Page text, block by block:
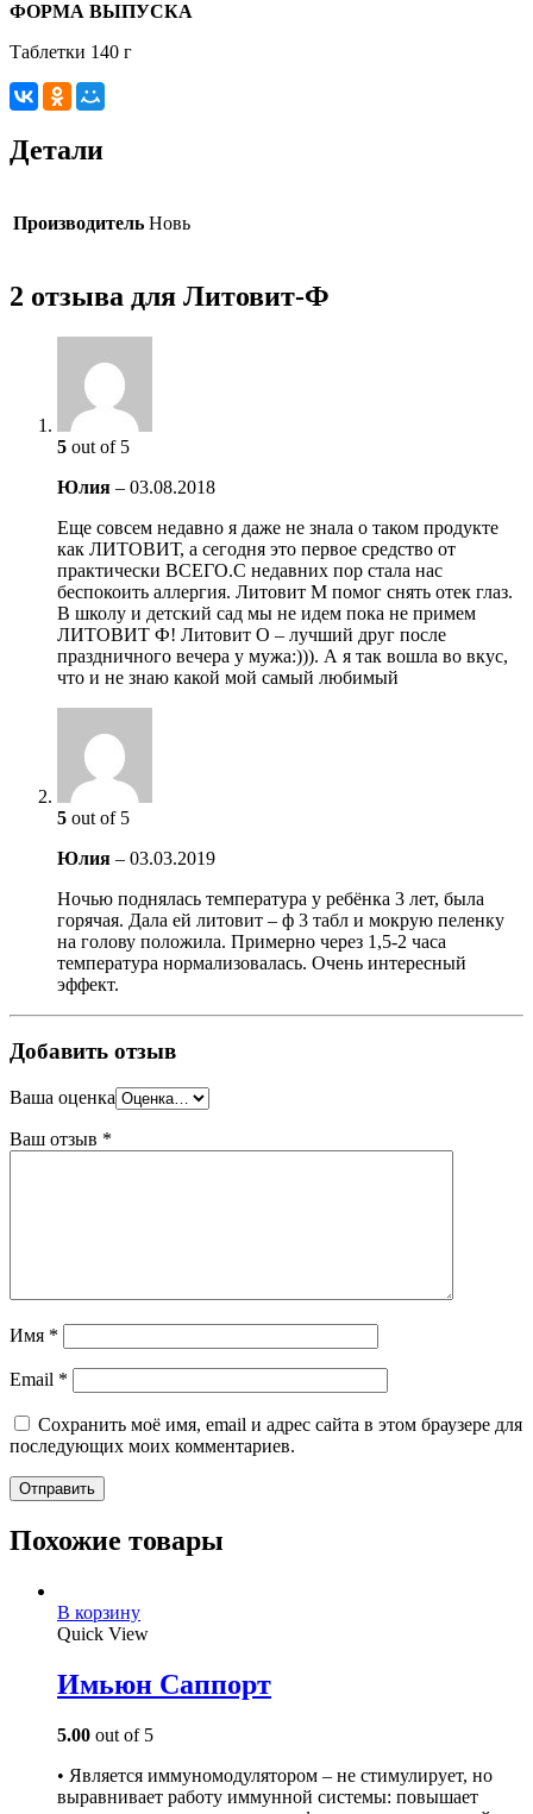
ФОРМА ВЫПУСКА
Таблетки 140 г
Детали
Производитель Новь
2 отзыва для Литовит-Ф
5 out of 5
Юлия – 03.08.2018
Еще совсем недавно я даже не знала о таком продукте
как ЛИТОВИТ, а сегодня это первое средство от
практически ВСЕГО.С недавних пор стала нас
беспокоить аллергия. Литовит М помог снять отек глаз.
В школу и детский сад мы не идем пока не примем
ЛИТОВИТ Ф! Литовит О – лучший друг после
праздничного вечера у мужа:))). А я так вошла во вкус,
что и не знаю какой мой самый любимый
5 out of 5
Юлия – 03.03.2019
Ночью поднялась температура у ребёнка 3 лет, была
горячая. Дала ей литовит – ф 3 табл и мокрую пеленку
на голову положила. Примерно через 1,5-2 часа
температура нормализовалась. Очень интересный
эффект.
Добавить отзыв
Ваша оценка
Ваш отзыв *
Имя *
Email *
Сохранить моё имя, email и адрес сайта в этом браузере для
последующих моих комментариев.
Похожие товары
В корзину
Quick View
Имьюн Саппорт
5.00 out of 5
• Является иммуномодулятором – не стимулирует, но
выравнивает работу иммунной системы: повышает